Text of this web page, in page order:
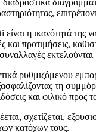
η ικανότητά
και προτιμήσεις,
ρυθμιζόμενου
τη
και φιλικό προς
σχετίζεται,
κατόχων τους.